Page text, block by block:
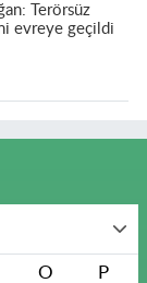
Terörsüz
evreye geçildi
O P